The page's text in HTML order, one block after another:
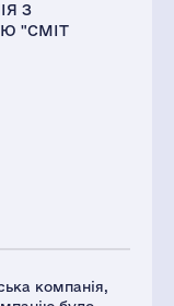
компанія,
З
"CМІТ